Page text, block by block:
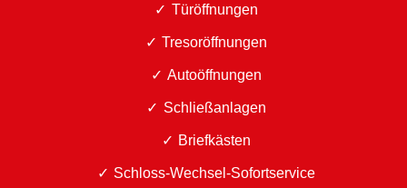
Türöffnungen
Tresoröffnungen
Autoöffnungen
Schließanlagen
Briefkästen
Schloss-Wechsel-Sofortservice